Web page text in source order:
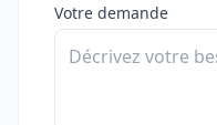
Votre demande